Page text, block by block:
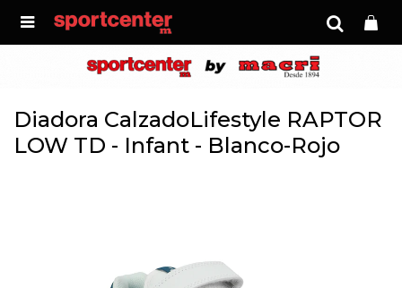

Diadora CalzadoLifestyle RAPTOR
LOW TD - Infant - Blanco-Rojo